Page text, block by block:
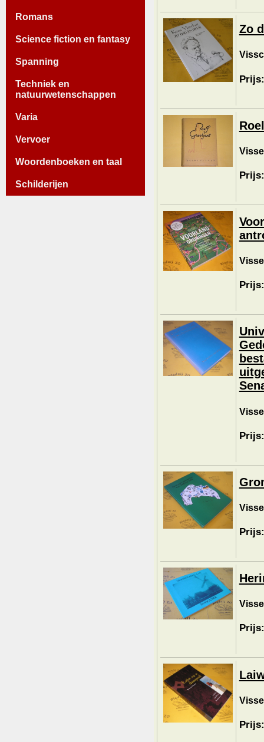
Romans
Science fiction en fantasy
Spanning
Techniek en
natuurwetenschappen
Varia
Vervoer
Woordenboeken en taal
Schilderijen
Zo